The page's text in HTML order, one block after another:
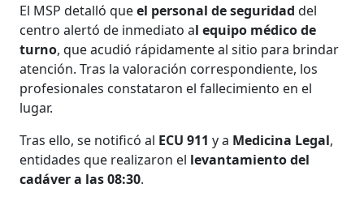
El MSP detalló queel personal de seguridad del
centro alertó de inmediato al equipo médico de
turno, que acudió rápidamente al sitio para brindar
atención. Tras la valoración correspondiente, los
profesionales constataron el fallecimiento en el
lugar.
Tras ello, se notificó al ECU 911 y a Medicina Legal,
entidades que realizaron el levantamiento del
cadáver a las 08:30.